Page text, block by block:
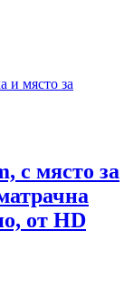
с място за
от HD